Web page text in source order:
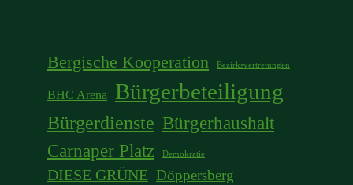
Bergische Kooperation Bezirksvertretungen
BHC Arena Bürgerbeteiligung
Bürgerdienste Bürgerhaushalt
Carnaper Platz
Demokratie
DIESE GRÜNE Döppersberg